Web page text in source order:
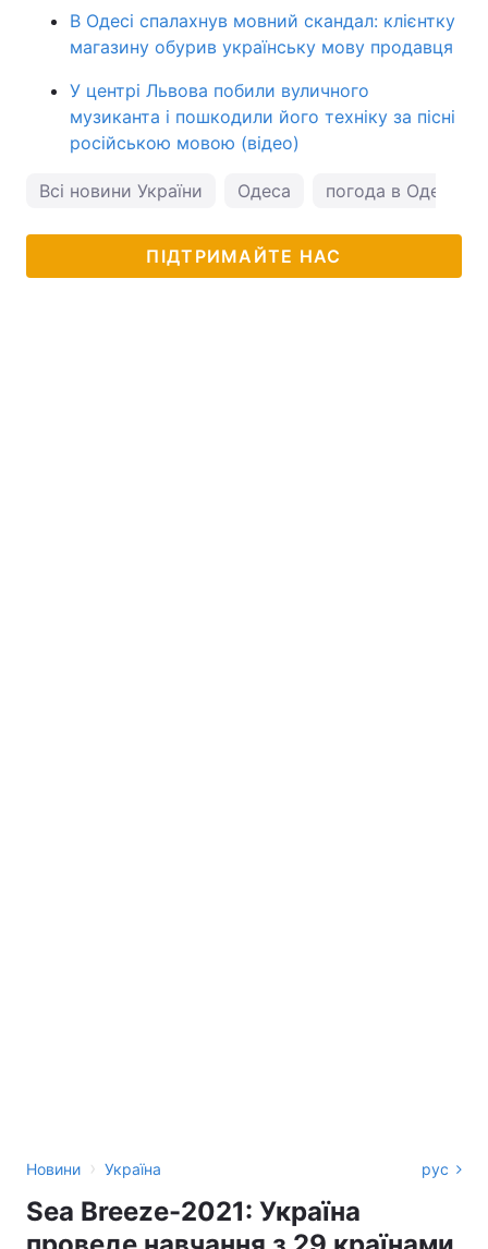
В Одесі спалахнув мовний скандал: клієнтку
магазину обурив українську мову продавця
У центрі Львова побили вуличного
музиканта і пошкодили його техніку за пісні
російською мовою (відео)
Всі новини України Одеса погода в Одесі
ПІДТРИМАЙТЕ НАС
Новини › Україна рус
Sea Breeze-2021: Україна